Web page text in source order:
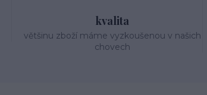
kvalita
většinu zboží máme vyzkoušenou v našich
chovech